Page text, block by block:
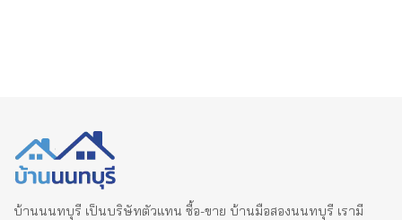
บ้านนนทบุรี เป็นบริษัทตัวแทน ซื้อ-ขาย บ้านมือสองนนทบุรี เรามี